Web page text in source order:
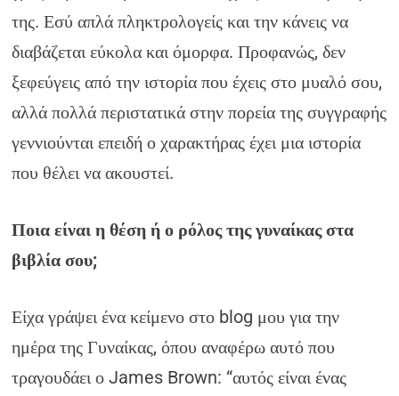
της. Εσύ απλά πληκτρολογείς και την κάνεις να
διαβάζεται εύκολα και όμορφα. Προφανώς, δεν
ξεφεύγεις από την ιστορία που έχεις στο μυαλό σου,
αλλά πολλά περιστατικά στην πορεία της συγγραφής
γεννιούνται επειδή ο χαρακτήρας έχει μια ιστορία
που θέλει να ακουστεί.
Ποια είναι η θέση ή ο ρόλος της γυναίκας στα
βιβλία σου;
Είχα γράψει ένα κείμενο στο blog μου για την
ημέρα της Γυναίκας, όπου αναφέρω αυτό που
τραγουδάει ο James Brown: “αυτός είναι ένας